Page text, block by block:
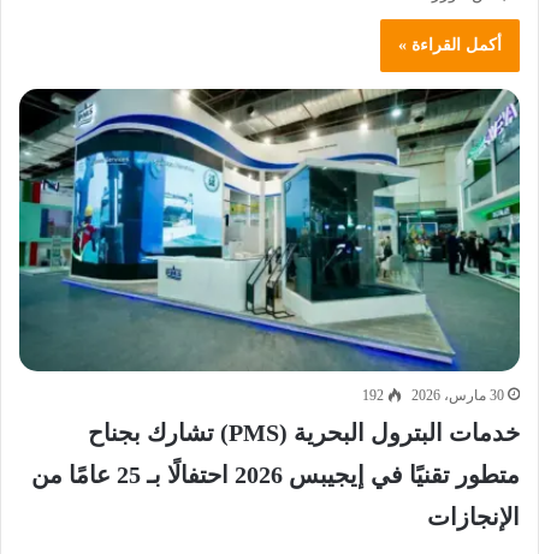
أكمل القراءة »
30 مارس، 2026 192
خدمات البترول البحرية (PMS) تشارك بجناح
متطور تقنيًا في إيجيبس 2026 احتفالًا بـ 25 عامًا من
الإنجازات